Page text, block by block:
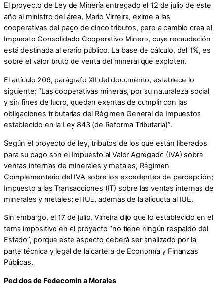
El proyecto de Ley de Minería entregado el 12 de julio de este
año al ministro del área, Mario Virreira, exime a las
cooperativas del pago de cinco tributos, pero a cambio crea el
Impuesto Consolidado Cooperativo Minero, cuya recaudación
está destinada al erario público. La base de cálculo, del 1%, es
sobre el valor bruto de venta del mineral que exploten.
El artículo 206, parágrafo XII del documento, establece lo
siguiente: “Las cooperativas mineras, por su naturaleza social
y sin fines de lucro, quedan exentas de cumplir con las
obligaciones tributarias del Régimen General de Impuestos
establecido en la Ley 843 (de Reforma Tributaria)”.
Según el proyecto de ley, tributos de los que están liberados
para su pago son el Impuesto al Valor Agregado (IVA) sobre
ventas internas de minerales y metales; Régimen
Complementario del IVA sobre los excedentes de percepción;
Impuesto a las Transacciones (IT) sobre las ventas internas de
minerales y metales; el IUE, además de la alícuota al IUE.
Sin embargo, el 17 de julio, Virreira dijo que lo establecido en el
tema impositivo en el proyecto “no tiene ningún respaldo del
Estado”, porque este aspecto deberá ser analizado por la
parte técnica y legal de la cartera de Economía y Finanzas
Públicas.
Pedidos de Fedecomin a Morales